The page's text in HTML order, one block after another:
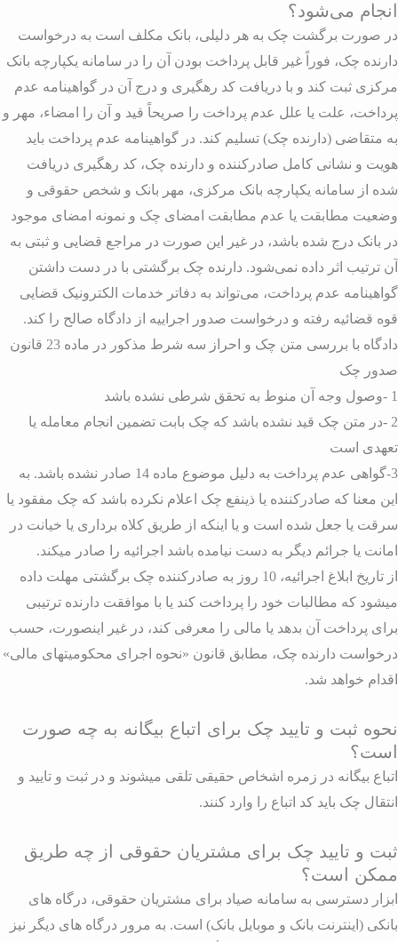
می‌شود؟
صورت برگشت چک به هر دلیلی، بانک مکلف است به درخواست
چک، فوراً غیر قابل پرداخت بودن آن را در سامانه یکپارچه بانک
ثبت کند و با دریافت کد رهگیری و درج آن در گواهینامه عدم
علت یا علل عدم پرداخت را صریحاً قید و آن را امضاء، مهر و
متقاضی (دارنده چک) تسلیم کند. در گواهینامه عدم پرداخت باید
و نشانی کامل صادرکننده و دارنده چک، کد رهگیری دریافت
از سامانه یکپارچه بانک مرکزی، مهر بانک و شخص حقوقی و
مطابقت یا عدم مطابقت امضای چک و نمونه امضای موجود
بانک درج شده باشد، در غیر این صورت در مراجع قضایی و ثبتی به
ترتیب اثر داده نمی‌شود. دارنده چک برگشتی با در دست داشتن
عدم پرداخت، می‌تواند به دفاتر خدمات الکترونیک قضایی
قضائیه رفته و درخواست صدور اجراییه از دادگاه صالح را کند.
دادگاه با بررسی متن چک و احراز سه شرط مذکور در ماده 23 قانون
چک
2 -در متن چک قید نشده باشد که چک بابت تضمین انجام معامله یا
است
3-گواهی عدم پرداخت به دلیل موضوع ماده 14 صادر نشده باشد. به
معنا که صادرکننده یا ذینفع چک اعلام نکرده باشد که چک مفقود یا
یا جعل شده است و یا اینکه از طریق کلاه برداری یا خیانت در
یا جرائم دیگر به دست نیامده باشد اجرائیه را صادر میکند.
از تاریخ ابلاغ اجرائیه، 10 روز به صادرکننده چک برگشتی مهلت داده
که مطالبات خود را پرداخت کند یا با موافقت دارنده ترتیبی
پرداخت آن بدهد یا مالی را معرفی کند، در غیر اینصورت، حسب
دارنده چک، مطابق قانون «نحوه اجرای محکومیتهای مالی»
خواهد شد.
ثبت و تایید چک برای اتباع بیگانه به چه صورت
بیگانه در زمره اشخاص حقیقی تلقی میشوند و در ثبت و تایید و
چک باید کد اتباع را وارد کنند.
و تایید چک برای مشتریان حقوقی از چه طریق
است؟
دسترسی به سامانه صیاد برای مشتریان حقوقی، درگاه های
(اینترنت بانک و موبایل بانک) است. به مرور درگاه های دیگر نیز